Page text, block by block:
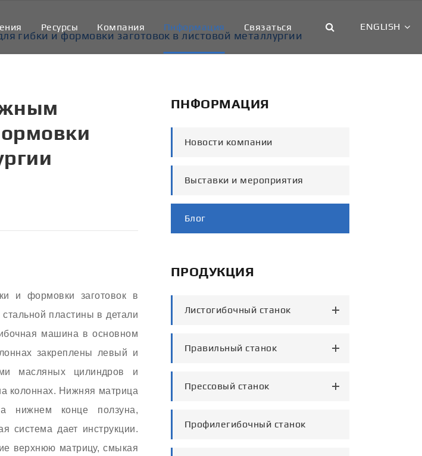
Pесурсы Компания Пнформация Связаться ENGLISH
Русский
гибки и формовки заготовок в листовой металлургии
и формовки заготовок в
пластины в детали
машина в основном
закреплены левый и
масляных цилиндров и
колоннах. Нижняя матрица
нижнем конце ползуна,
система дает инструкции.
верхнюю матрицу, смыкая
ПНФОРМАЦИЯ
Новости компании
Выставки и мероприятия
Блог
ПРОДУКЦИЯ
Листогибочный станок
Правильный станок
Прессовый станок
Профилегибочный станок